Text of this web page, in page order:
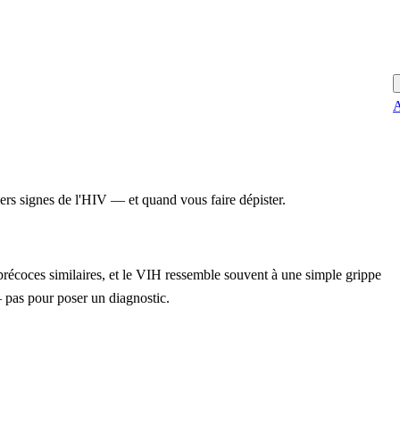
signes de l'HIV — et quand vous faire dépister.
similaires, et le VIH ressemble souvent à une simple grippe
pour poser un diagnostic.